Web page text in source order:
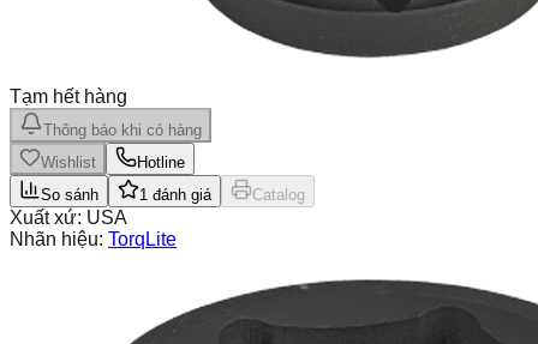
Tạm hết hàng
Thông báo khi có hàng
Wishlist
Hotline
So sánh
1 đánh giá Catalog
Xuất xứ: USA
Nhãn hiệu: TorqLite